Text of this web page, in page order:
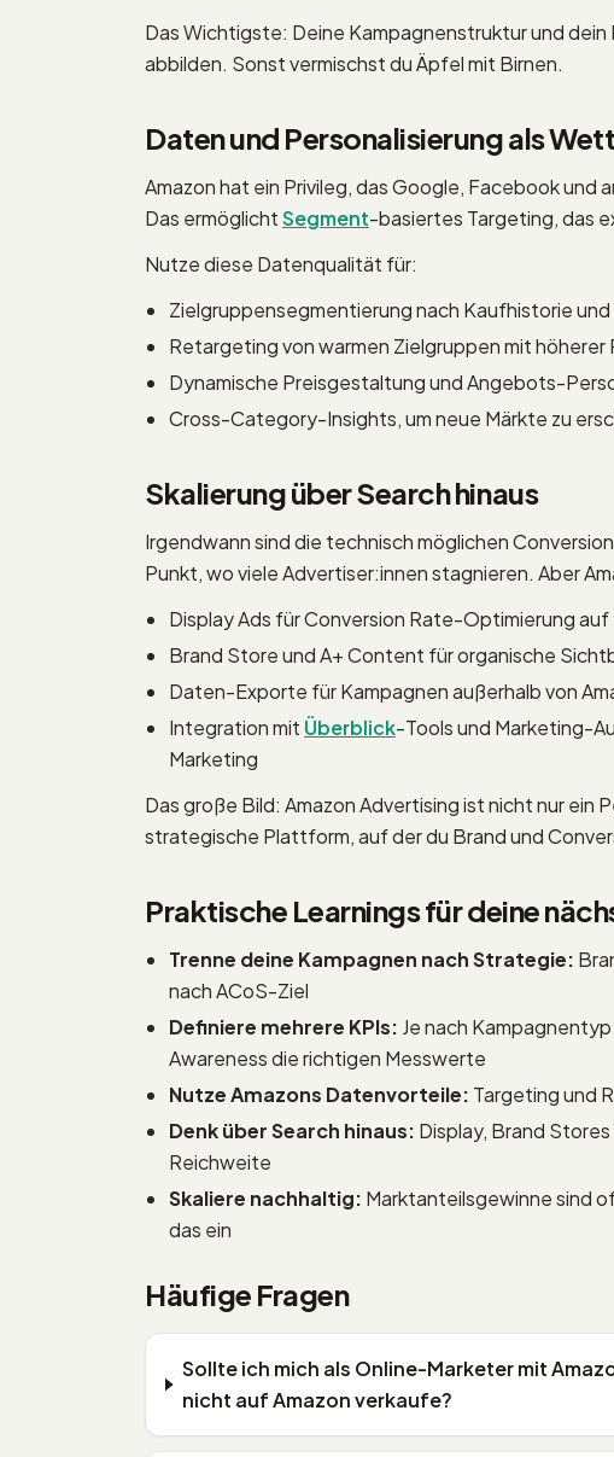
Das Wichtigste: Deine Kampagnenstruktur und
abbilden. Sonst vermischst du Äpfel mit Birnen.
Daten und Personalisierung als
Amazon hat ein Privileg, das Google, Facebook
Das ermöglichtSegment-basiertes Targeting, das
Nutze diese Datenqualität für:
Zielgruppensegmentierung nach Kaufhistorie und
Retargeting von warmen Zielgruppen mit höherer
Dynamische Preisgestaltung und Angebots-
Cross-Category-Insights, um neue Märkte zu
Skalierung über Search hinaus
Irgendwann sind die technisch möglichen
Punkt, wo viele Advertiser:innen stagnieren. Aber
Display Ads für Conversion Rate-Optimierung
Brand Store und A+ Content für organische
Daten-Exporte für Kampagnen außerhalb von
Integration mit Überblick-Tools und Marketing-
Marketing
Das große Bild: Amazon Advertising ist nicht nur ein
strategische Plattform, auf der du Brand und
Praktische Learnings für deine
Trenne deine Kampagnen nach Strategie:
nach ACoS-Ziel
Definiere mehrere KPIs: Je nach
Awareness die richtigen Messwerte
Nutze Amazons Datenvorteile: Targeting und
Denk über Search hinaus: Display, Brand
Reichweite
Skaliere nachhaltig: Marktanteilsgewinne sind
das ein
Häufige Fragen
Sollte ich mich als Online-Marketer mit
nicht auf Amazon verkaufe?